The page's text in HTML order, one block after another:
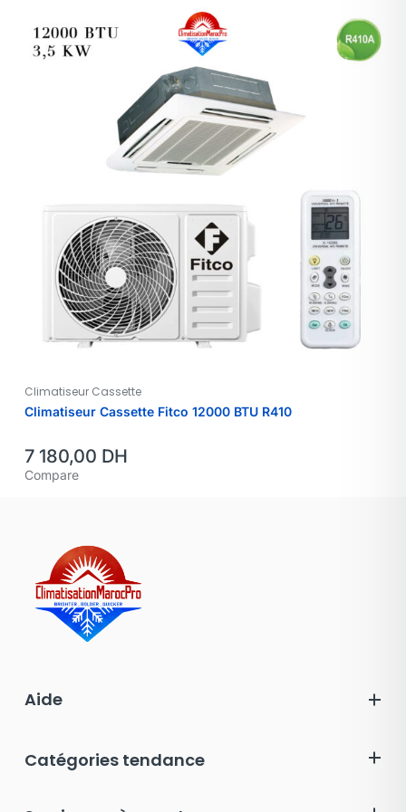
Climatiseur Cassette
Climatiseur Cassette Fitco 12000 BTU R410
7 180,00 DH
Compare
Aide
Catégories tendance